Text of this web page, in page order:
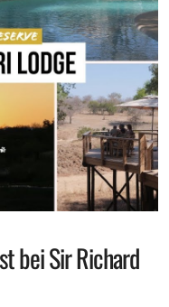
bei Sir Richard